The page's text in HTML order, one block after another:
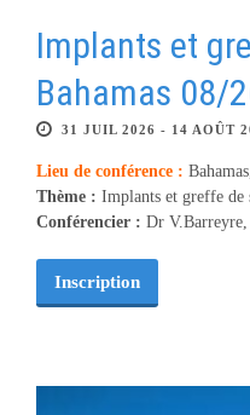
Implants et
Bahamas 08/
31 JUIL 2026 - 14 AOÛT
Lieu de conférence :
Thème : Implants et greffe de
Conférencier : Dr
Inscription